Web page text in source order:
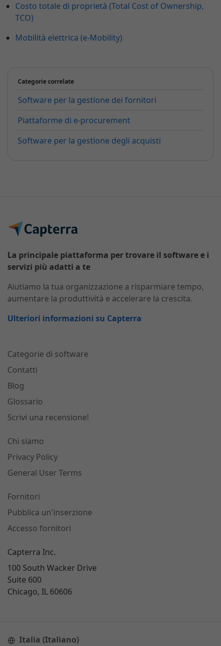
Costo totale di proprietà (Total Cost of Ownership,
TCO)
Mobilità elettrica (e-Mobility)
Categorie correlate
Software per la gestione dei fornitori
Piattaforme di e-procurement
Software per la gestione degli acquisti
La principale piattaforma per trovare il software e i
servizi più adatti a te
Aiutiamo la tua organizzazione a risparmiare tempo,
aumentare la produttività e accelerare la crescita.
Ulteriori informazioni su Capterra
Categorie di software
Contatti
Blog
Glossario
Scrivi una recensione!
Chi siamo
Privacy Policy
General User Terms
Fornitori
Pubblica un'inserzione
Accesso fornitori
Capterra Inc.
100 South Wacker Drive
Suite 600
Chicago, IL 60606
Italia (Italiano)